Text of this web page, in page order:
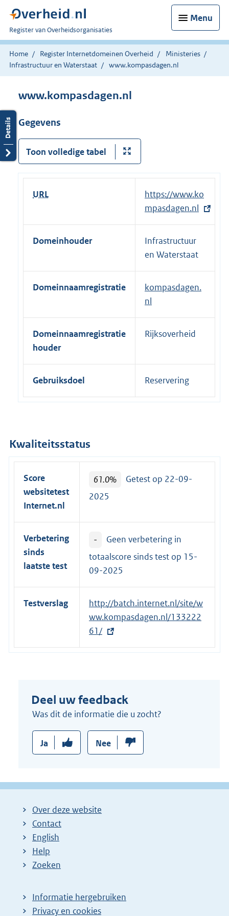
Menu
U
bent
nu
hier:
Register van Overheidsorganisaties
Home Register Internetdomeinen Overheid
Ministeries
Infrastructuur en Waterstaat
www.kompasdagen.nl
www.kompasdagen.nl
Gegevens
Toon volledige tabel
URL
E
x
t
e
l
i
n
k
https://www.ko
mpasdagen.nl
Domeinhouder
Infrastructuur
en Waterstaat
Domeinnaamregistratie
kompasdagen.
nl
Domeinnaamregistratie
houder
Rijksoverheid
Gebruiksdoel Reservering
Kwaliteitsstatus
Score
websitetest
Internet.nl
61.0%
Getest op 22-09-
2025
Verbetering
sinds
laatste test
-
Geen verbetering in
totaalscore sinds test op 15-
09-2025
Testverslag
E
x
t
e
l
i
:
http://batch.internet.nl/site/w
ww.kompasdagen.nl/133222
61/
Deel uw feedback
Was dit de informatie die u zocht?
Ja Nee
Over deze website
Contact
English
Help
Zoeken
Informatie hergebruiken
Privacy en cookies